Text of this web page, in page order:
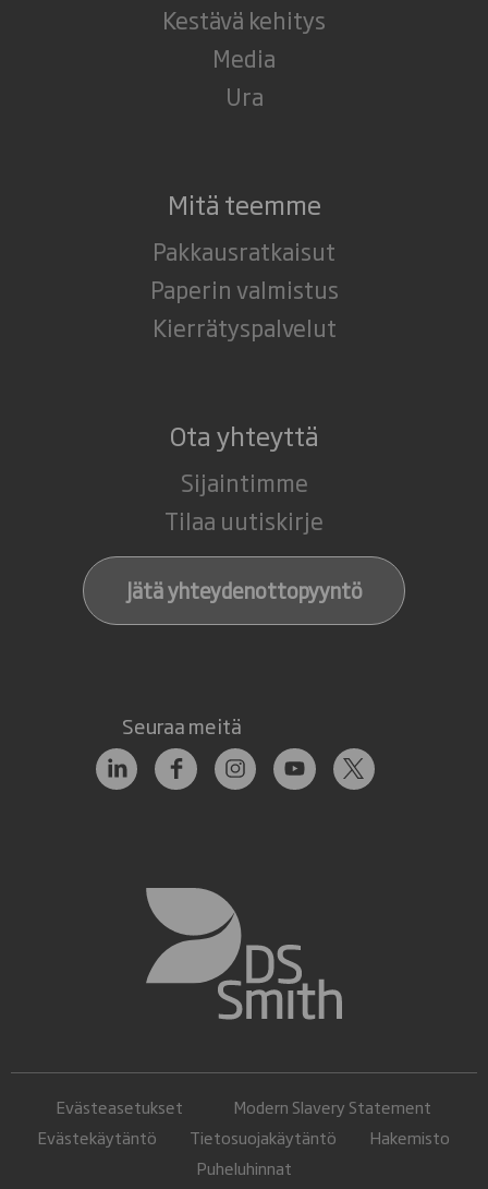
Kestävä kehitys
Media
Ura
Mitä teemme
Pakkausratkaisut
Paperin valmistus
Kierrätyspalvelut
Ota yhteyttä
Sijaintimme
Tilaa uutiskirje
Jätä yhteydenottopyyntö
Seuraa meitä
Evästeasetukset
Modern Slavery Statement
Evästekäytäntö
Tietosuojakäytäntö
Hakemisto
Puheluhinnat